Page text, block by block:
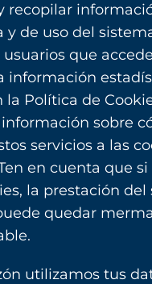
recopilar
y de uso del
que
información
la Política de
sobre
servicios a las
en cuenta que
la prestación del
quedar
utilizamos tus